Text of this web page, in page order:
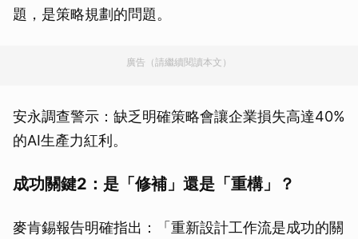
題，是策略規劃的問題。
廣告（請繼續閱讀本文）
安永調查警示：缺乏明確策略會讓企業損失高達40%
的AI生產力紅利。
成功關鍵2：是「修補」還是「重構」？
麥肯錫報告明確指出：「重新設計工作流是成功的關